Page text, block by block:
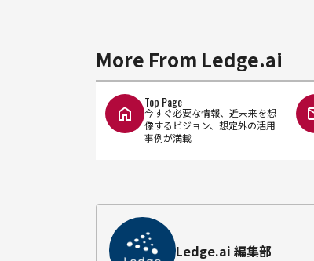
More From Ledge.ai
Top Page
今すぐ必要な情報、近未来を想
像するビジョン、想定外の活用
事例が満載
Ledge.ai 編集部